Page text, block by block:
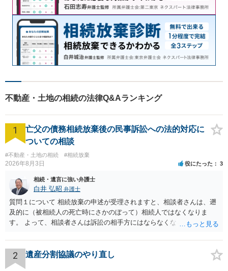
不動産・土地の相続の法律Q&Aランキング
1
亡父の債務相続放棄後の民事訴訟への法的対応に
ついての相談
#不動産・土地の相続 #相続放棄
2026年8月3日 役にたった 3
相続・遺言に強い弁護士
白井 弘昭 弁護士
質問１について 相続放棄の申述が受理されますと、相談者さんは、遡
及的に（被相続人の死亡時にさかのぼって）相続人ではなくなりま
す。 よって、相談者さんは訴訟の相手方にはならなくなるので（明け
理証明を家庭裁判所で取得し、コピーを答弁書に添えて裁判所に提出
してください。 質問２について 請求棄却を求める答弁書を提出すれ
ば、第１回期日は出席する必要がありません。その日は差支え（用事
2 遺産分割協議のやり直し